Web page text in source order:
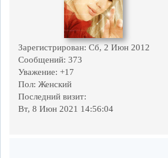
Зарегистрирован: Сб, 2 Июн 2012
Сообщений: 373
Уважение: +17
Пол: Женский
Последний визит:
Вт, 8 Июн 2021 14:56:04